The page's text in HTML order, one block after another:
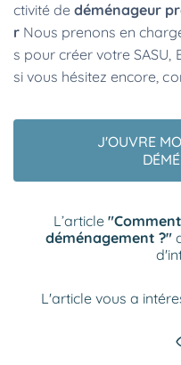
ctivité dedéménageur
r Nous prenons en
s pour créer votre SASU,
si vous hésitez encore,
J'OUVRE
L’article
déménagement ?"
L'article vous a